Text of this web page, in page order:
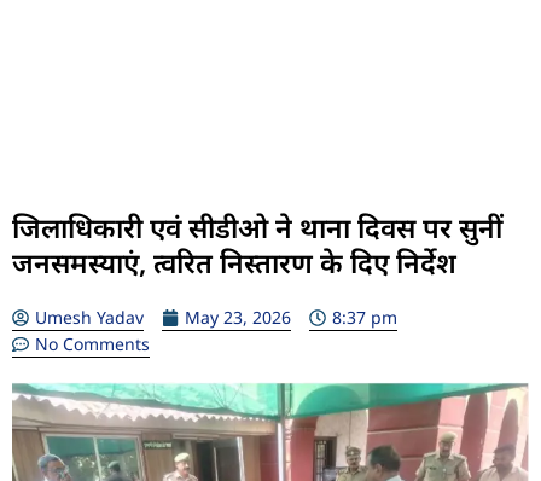
जिलाधिकारी एवं सीडीओ ने थाना दिवस पर सुनीं
जनसमस्याएं, त्वरित निस्तारण के दिए निर्देश
Umesh Yadav May 23, 2026
8:37 pm
No Comments